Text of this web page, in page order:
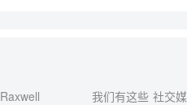
Raxwell 我们有这些 社交